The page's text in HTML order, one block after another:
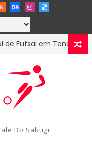
em Tenório-PB
Do Sabugi